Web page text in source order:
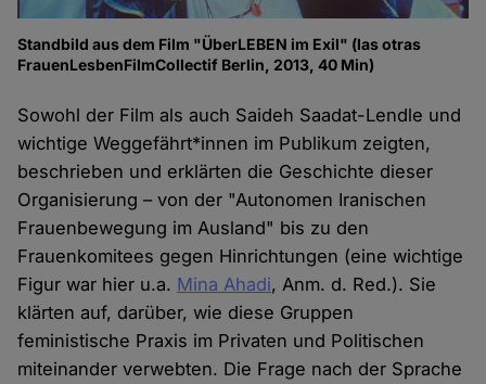
Standbild aus dem Film "ÜberLEBEN im Exil" (las otras
FrauenLesbenFilmCollectif Berlin, 2013, 40 Min)
Sowohl der Film als auch Saideh Saadat-Lendle und
wichtige Weggefährt*innen im Publikum zeigten,
beschrieben und erklärten die Geschichte dieser
Organisierung – von der "Autonomen Iranischen
Frauenbewegung im Ausland" bis zu den
Frauenkomitees gegen Hinrichtungen (eine wichtige
Figur war hier u.a. Mina Ahadi, Anm. d. Red.). Sie
klärten auf, darüber, wie diese Gruppen
feministische Praxis im Privaten und Politischen
miteinander verwebten. Die Frage nach der Sprache